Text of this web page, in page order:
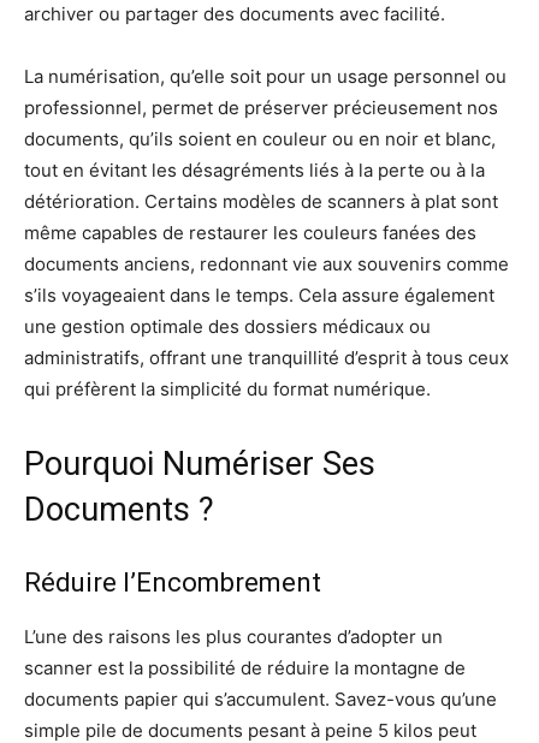
archiver ou partager des documents avec facilité.
La numérisation, qu’elle soit pour un usage personnel ou
professionnel, permet de préserver précieusement nos
documents, qu’ils soient en couleur ou en noir et blanc,
tout en évitant les désagréments liés à la perte ou à la
détérioration. Certains modèles de scanners à plat sont
même capables de restaurer les couleurs fanées des
documents anciens, redonnant vie aux souvenirs comme
s’ils voyageaient dans le temps. Cela assure également
une gestion optimale des dossiers médicaux ou
administratifs, offrant une tranquillité d’esprit à tous ceux
qui préfèrent la simplicité du format numérique.
Pourquoi Numériser Ses
Documents ?
Réduire l’Encombrement
L’une des raisons les plus courantes d’adopter un
scanner est la possibilité de réduire la montagne de
documents papier qui s’accumulent. Savez-vous qu’une
simple pile de documents pesant à peine 5 kilos peut